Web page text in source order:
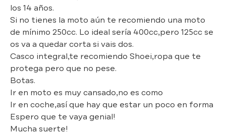
los 14 años.
Si no tienes la moto aún te recomiendo una moto
de mínimo 250cc. Lo ideal sería 400cc,pero 125cc se
os va a quedar corta si vais dos.
Casco integral,te recomiendo Shoei,ropa que te
protega pero que no pese.
Botas.
Ir en moto es muy cansado,no es como
Ir en coche,así que hay que estar un poco en forma
Espero que te vaya genial!
Mucha suerte!